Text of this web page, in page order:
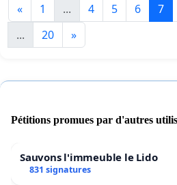
« 1 ... 4 5 6 7
...
20 »
Pétitions promues par d'autres
Sauvons l'immeuble le Lido
831 signatures